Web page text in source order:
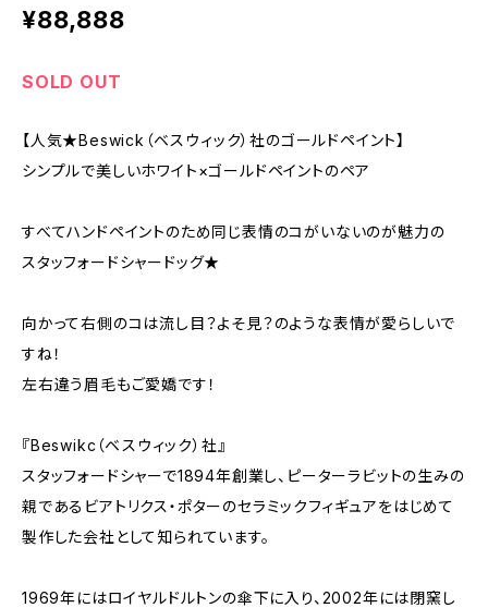
¥88,888
SOLD OUT
【人気★Beswick（ベスウィック）社のゴールドペイント】
シンプルで美しいホワイト×ゴールドペイントのペア
すべてハンドペイントのため同じ表情のコがいないのが魅力の
スタッフォードシャードッグ★
向かって右側のコは流し目？よそ見？のような表情が愛らしいで
すね！
左右違う眉毛もご愛嬌です！
『Beswikc（ベスウィック）社』
スタッフォードシャーで1894年創業し、ピーターラビットの生みの
親であるビアトリクス・ポターのセラミックフィギュアをはじめて
製作した会社として知られています。
1969年にはロイヤルドルトンの傘下に入り、2002年には閉窯し